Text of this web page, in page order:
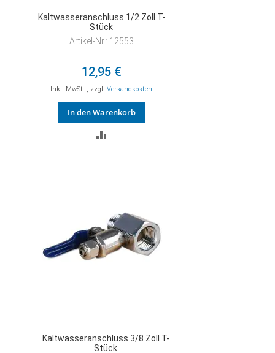
Kaltwasseranschluss 1/2 Zoll T-
Stück
Artikel-Nr.: 12553
12,95 €
Inkl. MwSt. , zzgl. Versandkosten
In den Warenkorb
Kaltwasseranschluss 3/8 Zoll T-
Stück